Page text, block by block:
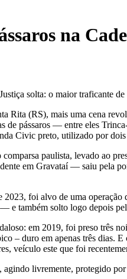
na
solta: o maior traficante
Rita (RS), mais uma cena
de pássaros — entre eles
Civic preto, utilizado por
paulista, levado ao
em Gravataí — saiu pela
2023, foi alvo de uma
e também solto logo depois
em 2019, foi preso três
– duro em apenas três dias.
veículo este que foi
agindo livremente, protegido